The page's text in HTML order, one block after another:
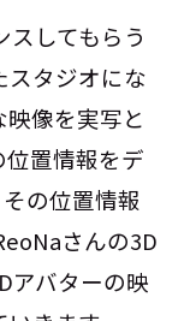
スしてもらう
スタジオにな
像を実写と
位置情報をデ
の位置情報
さんの3D
アバターの映